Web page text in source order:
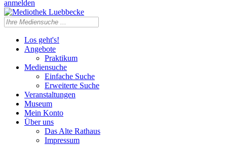
anmelden
Los geht's!
Angebote
Praktikum
Mediensuche
Einfache Suche
Erweiterte Suche
Veranstaltungen
Museum
Mein Konto
Über uns
Das Alte Rathaus
Impressum